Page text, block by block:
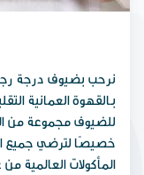
نرحب بضيوف درجة
بـالقهوة العمانية
للضيوف مجموعة من
خصيصًا لترضي جميع
المأكولات العالمية